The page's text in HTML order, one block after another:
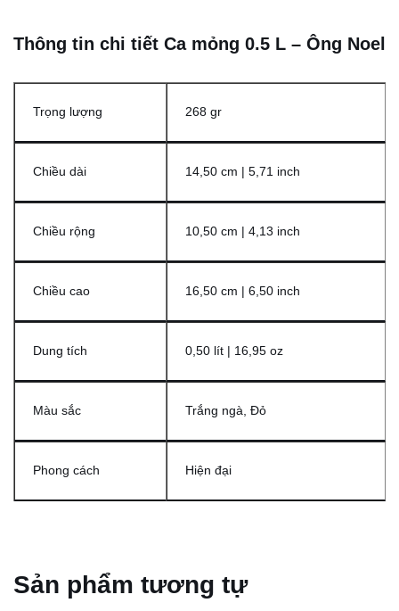
Thông tin chi tiết Ca mỏng 0.5 L – Ông Noel
Trọng lượng 268 gr
Chiều dài 14,50 cm | 5,71 inch
Chiều rộng 10,50 cm | 4,13 inch
Chiều cao 16,50 cm | 6,50 inch
Dung tích 0,50 lít | 16,95 oz
Màu sắc Trắng ngà, Đỏ
Phong cách Hiện đại
Sản phẩm tương tự